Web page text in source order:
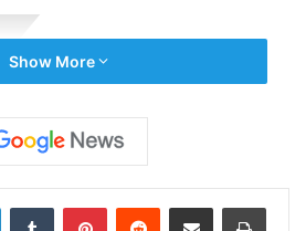
Việt Nam bị tố cáo tấn công tình dục
phục vụ tại New Zealand trước chuyến
của Thủ tướng Chính
ago
Show More
LinkedInTumblr PinterestReddit Share via Email Print